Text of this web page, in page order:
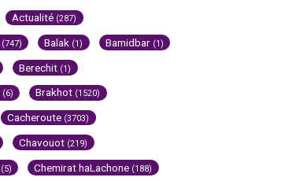
Actualité (287)
(747) Balak (1) Bamidbar (1)
Berechit (1)
(6) Brakhot (1520)
Cacheroute (3703)
Chavouot (219)
(5) Chemirat haLachone (188)